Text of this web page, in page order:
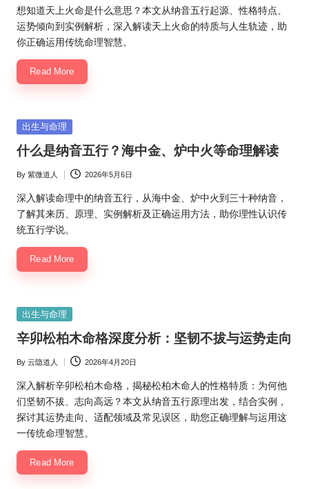
by
想知道天上火命是什么意思？本文从纳音五行起源、性格特点、
运势倾向到实例解析，深入解读天上火命的特质与人生轨迹，助
你正确运用传统命理智慧。
Read More
Posted
出生与命理
什么是纳音五行？海中金、炉中火等命理解读
Posted
by
By 紫微道人 2026年5月6日
深入解读命理中的纳音五行，从海中金、炉中火到三十种纳音，
了解其来历、原理、实例解析及正确运用方法，助你理性认识传
统五行学说。
Read More
Posted
出生与命理
辛卯松柏木命格深度分析：坚韧不拔与运势走向
Posted
by
By 云隐道人 2026年4月20日
深入解析辛卯松柏木命格，揭秘松柏木命人的性格特质：为何他
们坚韧不拔、志向高远？本文从纳音五行原理出发，结合实例，
探讨其运势走向、适配领域及常见误区，助您正确理解与运用这
一传统命理智慧。
Read More